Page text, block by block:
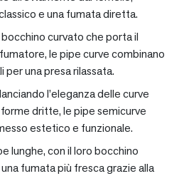
e una fumata diretta.
bocchino curvato che porta il
le pipe curve combinano
una presa rilassata.
l’eleganza delle curve
dritte, le pipe semicurve
estetico e funzionale.
lunghe, con il loro bocchino
fumata più fresca grazie alla